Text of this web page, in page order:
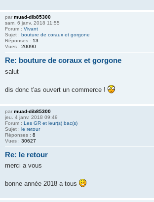
par muad-dib85300
sam. 6 janv. 2018 11:55
Forum : Vivant
Sujet : bouture de coraux et gorgone
Réponses : 13
Vues : 20090
Re: bouture de coraux et gorgone
salut
dis donc t'as ouvert un commerce !
par muad-dib85300
jeu. 4 janv. 2018 09:49
Forum : Les GR et leur(s) bac(s)
Sujet : le retour
Réponses : 8
Vues : 30627
Re: le retour
merci a vous
bonne année 2018 a tous